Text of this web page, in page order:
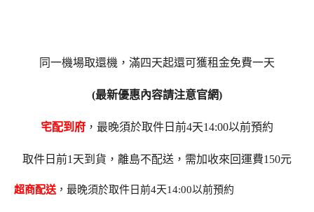
同一機場取還機，滿四天起還可獲租金免費一天
(最新優惠內容請注意官網)
宅配到府 ，最晚須於取件日前4天14:00以前預約
取件日前1 天到貨，離島不配送，需加收來回運費150元
超商配送 ，最晚須於取件日前4天14:00以前預約